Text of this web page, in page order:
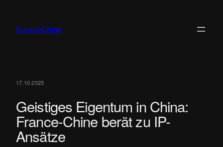
springen
France-Chine
17.10.2025
Geistiges Eigentum in China:
France-Chine berät zu IP-
Ansätze